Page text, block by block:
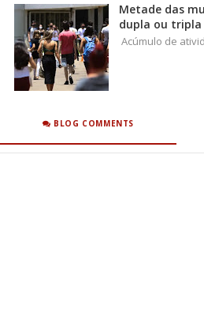
Metade das
dupla ou tripla
Acúmulo de
BLOG COMMENTS